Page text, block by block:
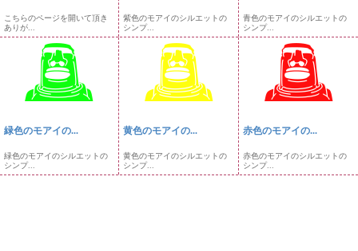
こちらのページを開いて頂き
ありが...
紫色のモアイのシルエットの
シンプ...
青色のモアイのシルエットの
シンプ...
緑色のモアイの...
緑色のモアイのシルエットの
シンプ...
黄色のモアイの...
黄色のモアイのシルエットの
シンプ...
赤色のモアイの...
赤色のモアイのシルエットの
シンプ...